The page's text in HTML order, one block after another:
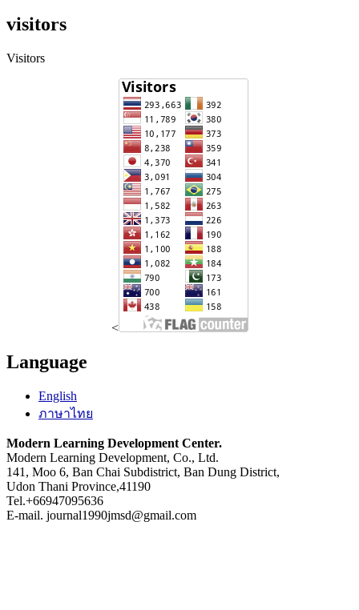
visitors
Visitors
<
Language
English
ภาษาไทย
Modern Learning Development Center.
Modern Learning Development, Co., Ltd.
141, Moo 6, Ban Chai Subdistrict, Ban Dung District,
Udon Thani Province,41190
Tel.+66947095636
E-mail. journal1990jmsd@gmail.com